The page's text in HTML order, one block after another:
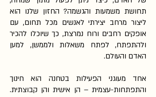
תחושת משמעות והגשמה? החזון שלנו הוא
ליצור מרחב יצירתי לאנשים מכל תחום, עם
אופקים רחבים ורוח נמרצת, כך שיוכלו להכיר
ולהתפתח, לפתח משאלות ולממשן, למען
האדם והעולם.
אחד מעוגני הפעילות בטחנה הוא חינוך
והתפתחות-עצמית – הן אישית והן קבוצתית.